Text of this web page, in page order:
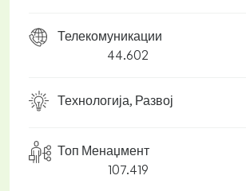
Телекомуникации
44.602
Технологија, Развој
Топ Менаџмент
107.419